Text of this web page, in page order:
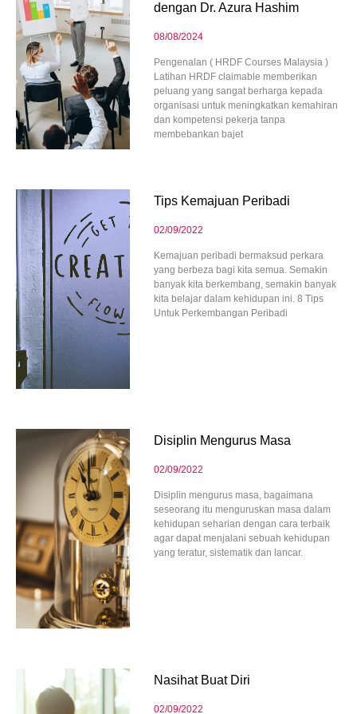
dengan Dr. Azura Hashim
08/08/2024
Pengenalan ( HRDF Courses Malaysia )
Latihan HRDF claimable memberikan
peluang yang sangat berharga kepada
organisasi untuk meningkatkan kemahiran
dan kompetensi pekerja tanpa
membebankan bajet
Tips Kemajuan Peribadi
02/09/2022
Kemajuan peribadi bermaksud perkara
yang berbeza bagi kita semua. Semakin
banyak kita berkembang, semakin banyak
kita belajar dalam kehidupan ini. 8 Tips
Untuk Perkembangan Peribadi
Disiplin Mengurus Masa
02/09/2022
Disiplin mengurus masa, bagaimana
seseorang itu menguruskan masa dalam
kehidupan seharian dengan cara terbaik
agar dapat menjalani sebuah kehidupan
yang teratur, sistematik dan lancar.
Nasihat Buat Diri
02/09/2022